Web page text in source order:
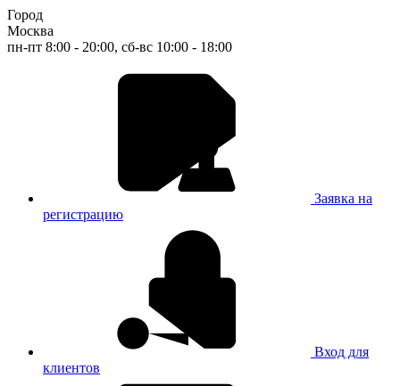
Город
Москва
пн-пт 8:00 - 20:00, сб-вс 10:00 - 18:00
Заявка на
регистрацию
Вход для
клиентов